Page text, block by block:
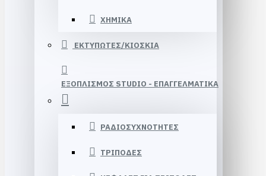
ΧΗΜΙΚΑ
ΕΚΤΥΠΩΤΕΣ/ΚΙΟΣΚΙΑ
ΕΞΟΠΛΙΣΜΟΣ STUDIΟ - ΕΠΑΓΓΕΛΜΑΤΙΚΑ
ΡΑΔΙΟΣΥΧΝΟΤΗΤΕΣ
ΤΡΙΠΟΔΕΣ